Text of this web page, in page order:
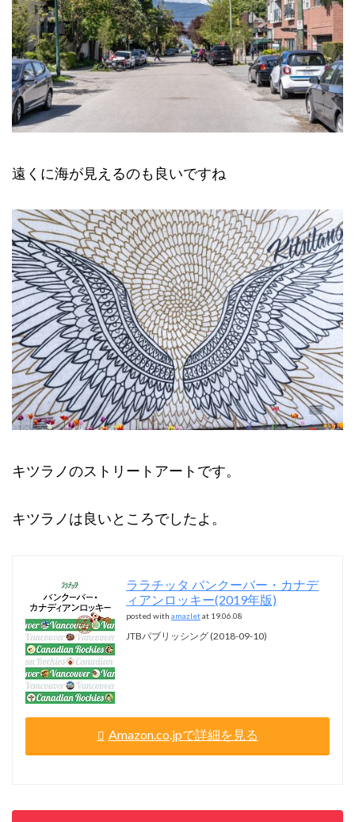
遠くに海が見えるのも良いですね
キツラノのストリートアートです。
キツラノは良いところでしたよ。
ララチッタ バンクーバー・カナデ
ィアンロッキー(2019年版)
posted with amazletat 19.06.08
JTBパブリッシング (2018-09-10)
Amazon.co.jpで詳細を見る